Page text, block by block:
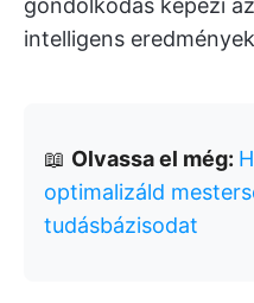
gondolkodás képezi
intelligens
📖 Olvassa el még:
optimalizáld
tudásbázisodat